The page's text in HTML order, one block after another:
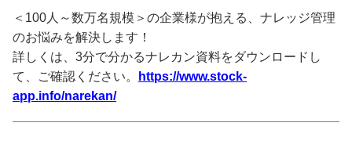
＜100人～数万名規模＞の企業様が抱える、ナレッジ管理
のお悩みを解決します！
詳しくは、3分で分かるナレカン資料をダウンロードし
て、ご確認ください。
https://www.stock-
app.info/narekan/